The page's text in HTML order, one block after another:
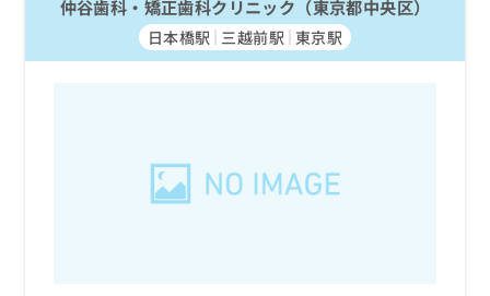
仲谷歯科・矯正歯科クリニック（東京都中央区）
日本橋駅 三越前駅 東京駅